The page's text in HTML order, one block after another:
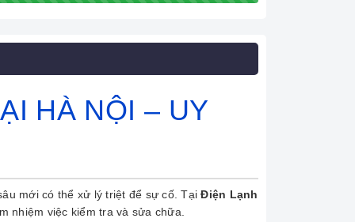
HÀ NỘI – UY
mới có thể xử lý triệt để sự cố. TạiĐiện Lạnh
nhiệm việc kiểm tra và sửa chữa.